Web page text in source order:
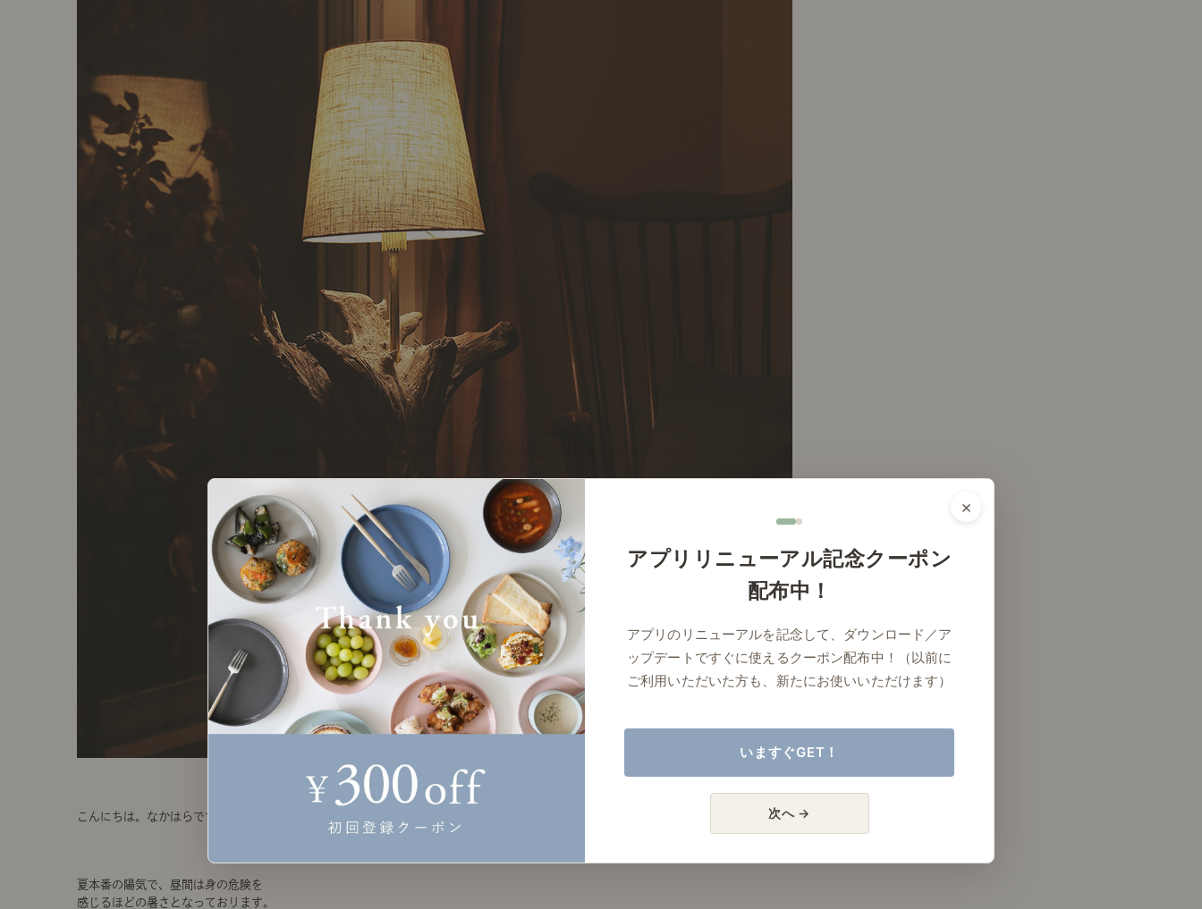
こんにちは。なかはらです。
夏本番の陽気で、昼間は身の危険を
感じるほどの暑さとなっております。
×
アプリリニューアル記念クーポン
配布中！
アプリのリニューアルを記念して、ダウンロード／ア
ップデートですぐに使えるクーポン配布中！（以前に
ご利用いただいた方も、新たにお使いいただけます）
いますぐGET！
次へ →